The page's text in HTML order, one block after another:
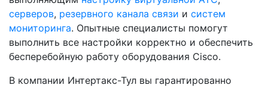
серверов, резервного канала связи и систем
мониторинга. Опытные специалисты помогут
выполнить все настройки корректно и обеспечить
бесперебойную работу оборудования Cisco.
В компании Интертакс-Тул вы гарантированно